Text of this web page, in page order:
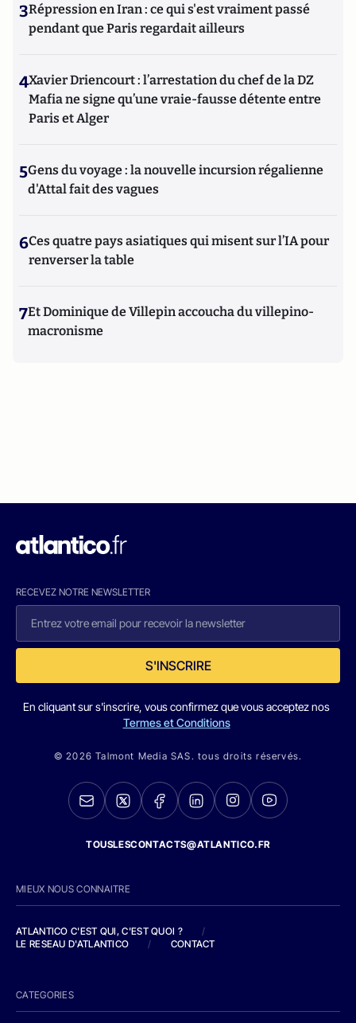
3Répression en Iran : ce qui s'est vraiment passé
pendant que Paris regardait ailleurs
4Xavier Driencourt : l’arrestation du chef de la DZ
Mafia ne signe qu’une vraie-fausse détente entre
Paris et Alger
5Gens du voyage : la nouvelle incursion régalienne
d'Attal fait des vagues
6Ces quatre pays asiatiques qui misent sur l’IA pour
renverser la table
7Et Dominique de Villepin accoucha du villepino-
macronisme
RECEVEZ NOTRE NEWSLETTER
S'INSCRIRE
En cliquant sur s'inscrire, vous confirmez que vous acceptez nos
Termes et Conditions
© 2026 Talmont Media SAS. tous droits réservés.
TOUSLESCONTACTS@ATLANTICO.FR
MIEUX NOUS CONNAITRE
ATLANTICO C'EST QUI, C'EST QUOI ?
/
LE RESEAU D'ATLANTICO
/ CONTACT
CATEGORIES